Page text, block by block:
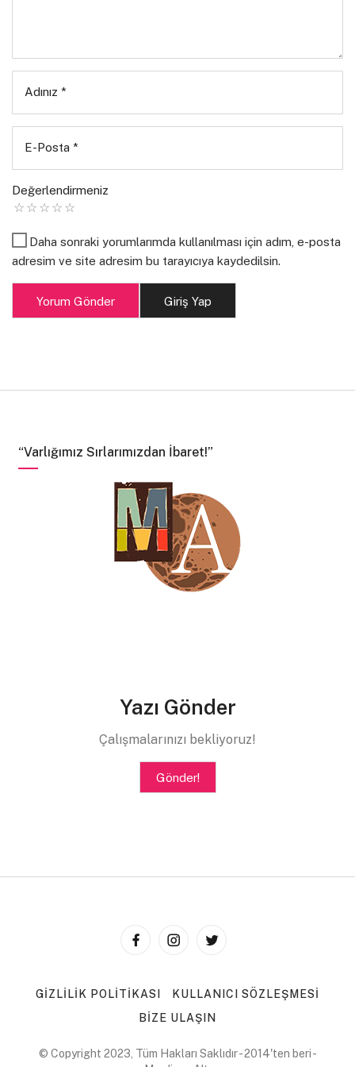
ondandır öldürmen hatrı sayılırlaşmış hatıralarını
ve bir haykırış mezardan
biraz daha şarap
ve daha daha nasılsınlar
şarapçıdan
Adınız *
E-Posta *
Değerlendirmeniz
Daha sonraki yorumlarımda kullanılması için adım, e-posta
adresim ve site adresim bu tarayıcıya kaydedilsin.
Yorum Gönder Giriş Yap
“Varlığımız Sırlarımızdan İbaret!”
Yazı Gönder
Çalışmalarınızı bekliyoruz!
Gönder!
GIZLILIK POLITIKASI
KULLANICI SÖZLEŞMESI
BIZE ULAŞIN
© Copyright 2023, Tüm Hakları Saklıdır - 2014'ten beri -